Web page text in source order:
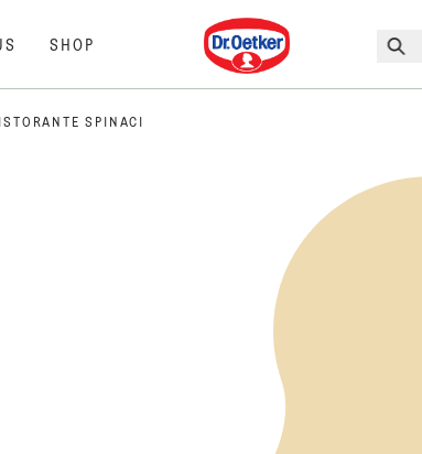
SHOP
Dr. Oetker
SPINACI